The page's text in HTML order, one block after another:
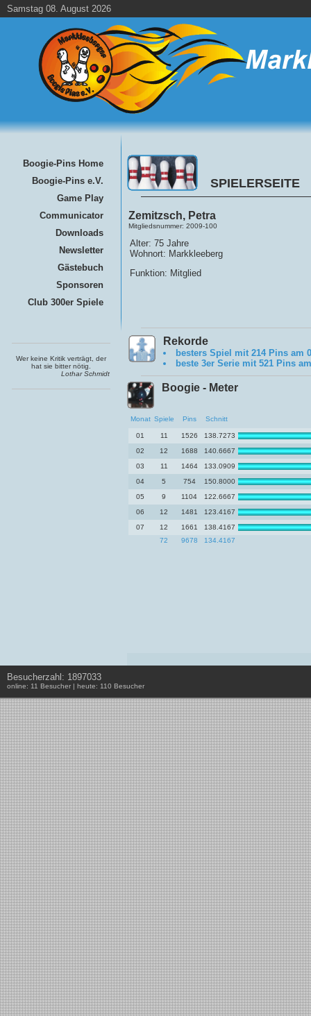
Samstag 08. August 2026
Boogie-Pins Home
Boogie-Pins e.V.
Game Play
Communicator
Downloads
Newsletter
Gästebuch
Sponsoren
Club 300er Spiele
Wer keine Kritik verträgt, der
hat sie bitter nötig.
Lothar Schmidt
SPIELERSEITE
Zemitzsch, Petra
Mitgliedsnummer: 2009-100
Alter: 75 Jahre
Wohnort: Markkleeberg
Funktion: Mitglied
Rekorde
besters Spiel mit 214 Pins am
beste 3er Serie mit 521 Pins
Boogie - Meter
Monat Spiele Pins Schnitt
01 11 1526
138.7273
02
12 1688
140.6667
03
11 1464
133.0909
04
5 754
150.8000
05
9 1104
122.6667
06
12 1481
123.4167
07
12 1661
138.4167
72
9678 134.4167
Besucherzahl: 1897033
online: 11 Besucher | heute: 110 Besucher